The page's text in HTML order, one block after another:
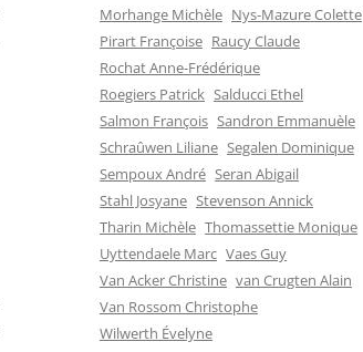
Morhange Michèle Nys-Mazure Colette
Pirart Françoise Raucy Claude
Rochat Anne-Frédérique
Roegiers Patrick Salducci Ethel
Salmon François Sandron Emmanuèle
Schraûwen Liliane Segalen Dominique
Sempoux André Seran Abigail
Stahl Josyane Stevenson Annick
Tharin Michèle Thomassettie Monique
Uyttendaele Marc Vaes Guy
Van Acker Christine van Crugten Alain
Van Rossom Christophe
Wilwerth Évelyne